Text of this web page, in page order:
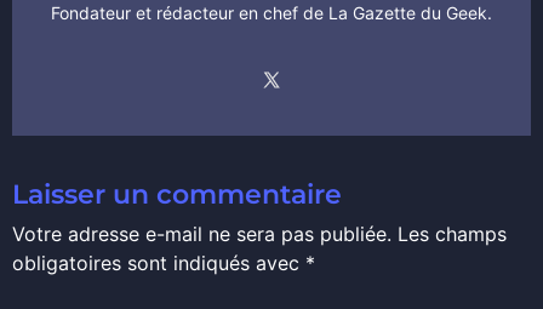
Fondateur et rédacteur en chef de La Gazette du Geek.
Laisser un commentaire
Votre adresse e-mail ne sera pas publiée. Les champs
obligatoires sont indiqués avec *